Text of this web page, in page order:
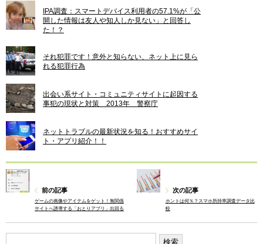
IPA調査：スマートデバイス利用者の57.1%が「公
開した情報は友人や知人しか見ない」と回答し
た！？
それ犯罪です！意外と知らない、ネット上に見ら
れる犯罪行為
出会い系サイト・コミュニティサイトに起因する
事犯の現状と対策 2013年 警察庁
ネットトラブルの最新状況を知る！おすすめサイ
ト・アプリ紹介！！
前の記事
ゲームの画像やアイテムをゲット！無関係
サイトへ誘導する「おとりアプリ」出回る
次の記事
ホントは何％？スマホ所持率調査データ比
較